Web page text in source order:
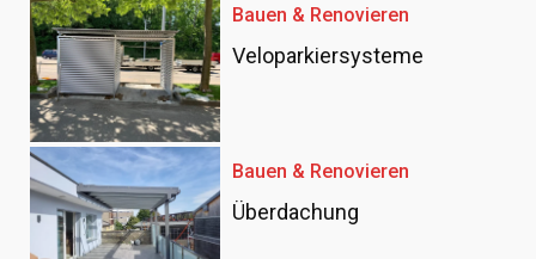
Bauen & Renovieren
Veloparkiersysteme
Bauen & Renovieren
Überdachung